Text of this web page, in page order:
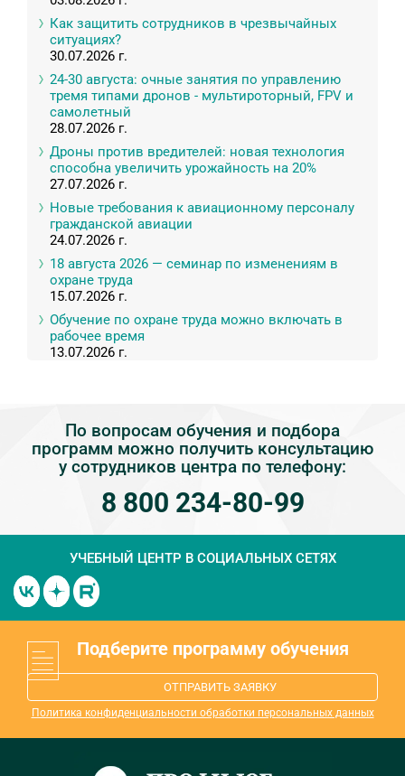
Как защитить сотрудников в чрезвычайных
ситуациях?
30.07.2026 г.
24-30 августа: очные занятия по управлению
тремя типами дронов - мультироторный, FPV и
самолетный
28.07.2026 г.
Дроны против вредителей: новая технология
способна увеличить урожайность на 20%
27.07.2026 г.
Новые требования к авиационному персоналу
гражданской авиации
24.07.2026 г.
18 августа 2026 — семинар по изменениям в
охране труда
15.07.2026 г.
Обучение по охране труда можно включать в
рабочее время
13.07.2026 г.
По вопросам обучения и подбора
программ можно получить консультацию
у сотрудников центра по телефону:
8 800 234-80-99
УЧЕБНЫЙ ЦЕНТР В СОЦИАЛЬНЫХ СЕТЯХ
Подберите программу обучения
ОТПРАВИТЬ ЗАЯВКУ
Политика конфиденциальности обработки персональных данных